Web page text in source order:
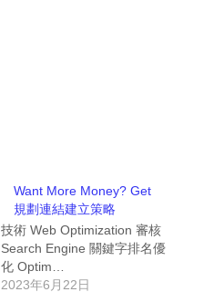
Want More Money? Get
規劃連結建立策略
技術 Web Optimization 審核
Search Engine 關鍵字排名優
化 Optim…
2023年6月22日